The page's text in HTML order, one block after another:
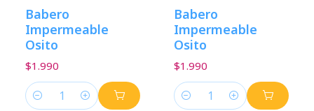
Babero
Impermeable
Osito
$1.990
Cantidad
Babero
Impermeable
Osito
$1.990
Cantidad